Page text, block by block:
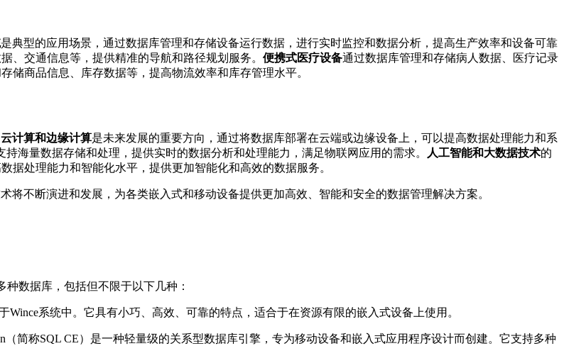
是典型的应用场景，通过数据库管理和存储设备运行数据，进行实时监控和数据分析，提高生产效率和设备可靠
、交通信息等，提供精准的导航和路径规划服务。 便携式医疗设备通过数据库管理和存储病人数据、医疗记录
储商品信息、库存数据等，提高物流效率和库存管理水平。
云计算和边缘计算是未来发展的重要方向，通过将数据库部署在云端或边缘设备上，可以提高数据处理能力和系
海量数据存储和处理，提供实时的数据分析和处理能力，满足物联网应用的需求。
人工智能和大数据技术的
据处理能力和智能化水平，提供更加智能化和高效的数据服务。
不断演进和发展，为各类嵌入式和移动设备提供更加高效、智能和安全的数据管理解决方案。
数据库，包括但不限于以下几种：
系统中。它具有小巧、高效、可靠的特点，适合于在资源有限的嵌入式设备上使用。
（简称SQL CE）是一种轻量级的关系型数据库引擎，专为移动设备和嵌入式应用程序设计而创建。它支持多种